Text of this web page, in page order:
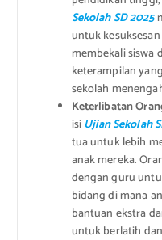
Sekolah SD 2025
untuk
membekali siswa
keterampilan
sekolah
Keterlibatan
isiUjian Sekolah
tua untuk lebih
anak mereka.
dengan guru
bidang di mana
bantuan ekstra
untuk berlatih